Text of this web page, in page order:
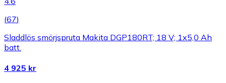
(67)
Sladdlös smörjspruta Makita DGP180RT; 18 V; 1x5,0 Ah
batt.
4 925 kr